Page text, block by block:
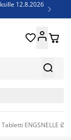
12.8.2026


 
Tabletti ENGSNELLE